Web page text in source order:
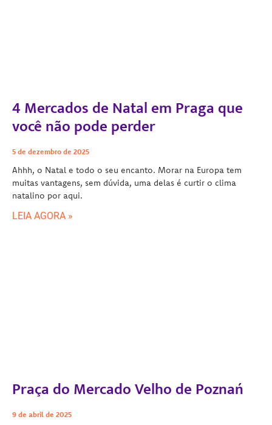
4 Mercados de Natal em Praga que
você não pode perder
5 de dezembro de 2025
Ahhh, o Natal e todo o seu encanto. Morar na Europa tem
muitas vantagens, sem dúvida, uma delas é curtir o clima
natalino por aqui.
LEIA AGORA »
Praça do Mercado Velho de Poznań
9 de abril de 2025